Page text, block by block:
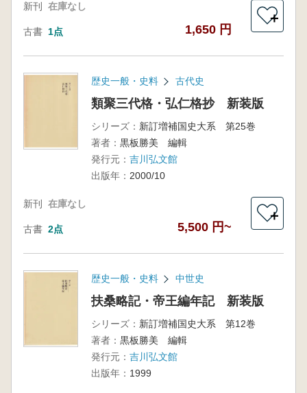
新刊 在庫なし
古書 1点 1,650 円
＋
歴史一般・史料 古代史
類聚三代格・弘仁格抄 新装版
シリーズ： 新訂増補国史大系 第25巻
著者： 黒板勝美 編輯
発行元： 吉川弘文館
出版年： 2000/10
新刊 在庫なし
古書 2点 5,500 円~
＋
歴史一般・史料 中世史
扶桑略記・帝王編年記 新装版
シリーズ： 新訂増補国史大系 第12巻
著者： 黒板勝美 編輯
発行元： 吉川弘文館
出版年： 1999